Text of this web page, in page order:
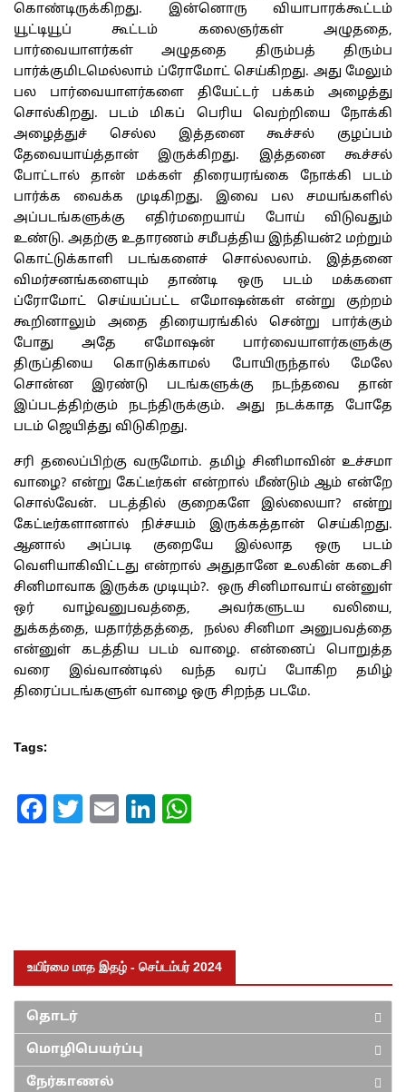
கொண்டிருக்கிறது. இன்னொரு வியாபாரக்கூட்டம்
யூட்டியூப் கூட்டம் கலைஞர்கள் அழுததை,
பார்வையாளர்கள் அழுததை திரும்பத் திரும்ப
பார்க்குமிடமெல்லாம் ப்ரோமோட் செய்கிறது. அது மேலும்
பல பார்வையாளர்களை தியேட்டர் பக்கம் அழைத்து
சொல்கிறது. படம் மிகப் பெரிய வெற்றியை நோக்கி
அழைத்துச் செல்ல இத்தனை கூச்சல் குழப்பம்
தேவையாய்த்தான் இருக்கிறது. இத்தனை கூச்சல்
போட்டால் தான் மக்கள் திரையரங்கை நோக்கி படம்
பார்க்க வைக்க முடிகிறது. இவை பல சமயங்களில்
அப்படங்களுக்கு எதிர்மறையாய் போய் விடுவதும்
உண்டு. அதற்கு உதாரணம் சமீபத்திய இந்தியன்2 மற்றும்
கொட்டுக்காளி படங்களைச் சொல்லலாம். இத்தனை
விமர்சனங்களையும் தாண்டி ஒரு படம் மக்களை
ப்ரோமோட் செய்யப்பட்ட எமோஷன்கள் என்று குற்றம்
கூறினாலும் அதை திரையரங்கில் சென்று பார்க்கும்
போது அதே எமோஷன் பார்வையாளர்களுக்கு
திருப்தியை கொடுக்காமல் போயிருந்தால் மேலே
சொன்ன இரண்டு படங்களுக்கு நடந்தவை தான்
இப்படத்திற்கும் நடந்திருக்கும். அது நடக்காத போதே
படம் ஜெயித்து விடுகிறது.
சரி தலைப்பிற்கு வருமோம். தமிழ் சினிமாவின் உச்சமா
வாழை? என்று கேட்டீர்கள் என்றால் மீண்டும் ஆம் என்றே
சொல்வேன். படத்தில் குறைகளே இல்லையா? என்று
கேட்டீர்களானால் நிச்சயம் இருக்கத்தான் செய்கிறது.
ஆனால் அப்படி குறையே இல்லாத ஒரு படம்
வெளியாகிவிட்டது என்றால் அதுதானே உலகின் கடைசி
சினிமாவாக இருக்க முடியும்?. ஒரு சினிமாவாய் என்னுள்
ஒர் வாழ்வனுபவத்தை, அவர்களுடய வலியை,
துக்கத்தை, யதார்த்தத்தை, நல்ல சினிமா அனுபவத்தை
என்னுள் கடத்திய படம் வாழை. என்னைப் பொறுத்த
வரை இவ்வாண்டில் வந்த வரப் போகிற தமிழ்
திரைப்படங்களுள் வாழை ஒரு சிறந்த படமே.
Tags:
Facebook
Twitter
EmailLinkedIn
உயிர்மை மாத இதழ் - செப்டம்பர் 2024
தொடர்
மொழிபெயர்ப்பு
நேர்காணல்